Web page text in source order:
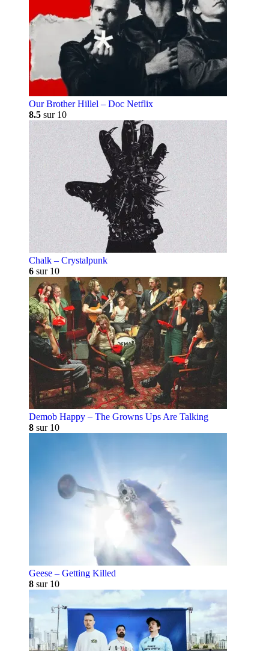
Our Brother Hillel – Doc Netflix
8.5 sur 10
Chalk – Crystalpunk
6 sur 10
Demob Happy – The Growns Ups Are Talking
8 sur 10
Geese – Getting Killed
8 sur 10